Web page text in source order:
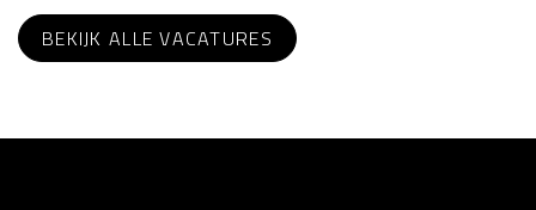
BEKIJK ALLE VACATURES